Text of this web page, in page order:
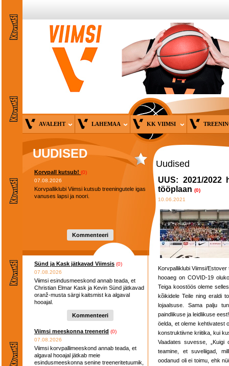
AVALEHT LAHEMAA KK VIIMSI
UUDISED
Korvpall kutsub! (0)
07.08.2026
Korvpalliklubi Viimsi kutsub treeningutele igas
vanuses lapsi ja noori.
Kommenteeri
Sünd ja Kask jätkavad Viimsis (0)
07.08.2026
Viimsi esindusmeeskond annab teada, et
Christian Elmar Kask ja Kevin Sünd jätkavad
oranž-musta särgi kaitsmist ka algaval
hooajal.
Kommenteeri
Viimsi meeskonna treenerid (0)
07.08.2026
Viimsi korvpallimeeskond annab teada, et
algaval hooajal jätkab meie
esindusmeeskonna senine treeneritetuumik,
Uudised
UUS: 2021/2022
tööplaan (0)
10.06.2021
Korvpalliklubi Viimsi/
hooaeg on COVID-19
Teiga koostöös oleme
kõikidele Teile ning eraldi
lojaalsuse. Sama palju
paindlikuse ja leidlikuse
öelda, et oleme kehtivatest
konstruktiivne kriitika, kui
Vaadates suvesse,
teamine, et suveliigad,
oodanud oli ei toimu, ehk